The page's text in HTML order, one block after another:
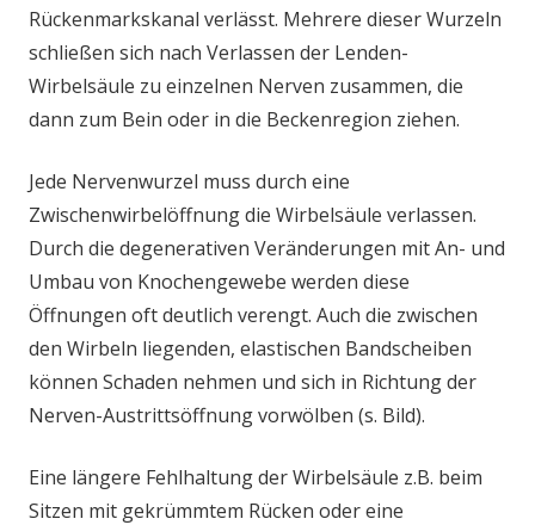
Rückenmarkskanal verlässt. Mehrere dieser Wurzeln
schließen sich nach Verlassen der Lenden-
Wirbelsäule zu einzelnen Nerven zusammen, die
dann zum Bein oder in die Beckenregion ziehen.
Jede Nervenwurzel muss durch eine
Zwischenwirbelöffnung die Wirbelsäule verlassen.
Durch die degenerativen Veränderungen mit An- und
Umbau von Knochengewebe werden diese
Öffnungen oft deutlich verengt. Auch die zwischen
den Wirbeln liegenden, elastischen Bandscheiben
können Schaden nehmen und sich in Richtung der
Nerven-Austrittsöffnung vorwölben (s. Bild).
Eine längere Fehlhaltung der Wirbelsäule z.B. beim
Sitzen mit gekrümmtem Rücken oder eine